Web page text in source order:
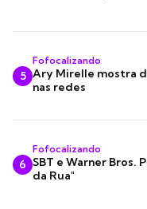
5
Fofocalizando
Ary Mirelle mostra
nas redes
6
Fofocalizando
SBT e Warner Bros.
da Rua"